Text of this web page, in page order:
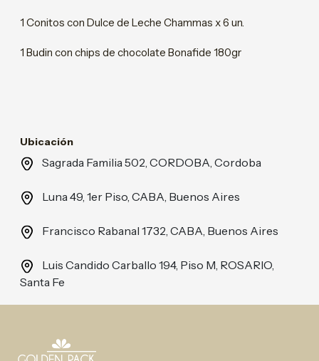
1 Conitos con Dulce de Leche Chammas x 6 un.
1 Budin con chips de chocolate Bonafide 180gr
Ubicación
Sagrada Familia 502, CORDOBA, Cordoba
Luna 49, 1er Piso, CABA, Buenos Aires
Francisco Rabanal 1732, CABA, Buenos Aires
Luis Candido Carballo 194, Piso M, ROSARIO,
Santa Fe